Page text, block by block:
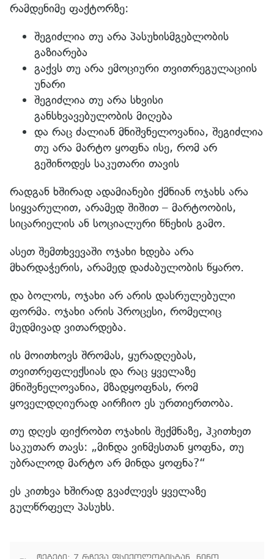
რამდენიმე ფაქტორზე:
შეგიძლია თუ არა პასუხისმგებლობის
გაზიარება
გაქვს თუ არა ემოციური თვითრეგულაციის
უნარი
შეგიძლია თუ არა სხვისი
განსხვავებულობის მიღება
და რაც ძალიან მნიშვნელოვანია, შეგიძლია
თუ არა მარტო ყოფნა ისე, რომ არ
გეშინოდეს საკუთარი თავის
რადგან ხშირად ადამიანები ქმნიან ოჯახს არა
სიყვარულით, არამედ შიშით – მარტოობის,
სიცარიელის ან სოციალური წნეხის გამო.
ასეთ შემთხვევაში ოჯახი ხდება არა
მხარდაჭერის, არამედ დაძაბულობის წყარო.
და ბოლოს, ოჯახი არ არის დასრულებული
ფორმა. ოჯახი არის პროცესი, რომელიც
მუდმივად ვითარდება.
ის მოითხოვს შრომას, ყურადღებას,
თვითრეფლექსიას და რაც ყველაზე
მნიშვნელოვანია, მზადყოფნას, რომ
ყოველდღიურად აირჩიო ეს ურთიერთობა.
თუ დღეს ფიქრობთ ოჯახის შექმნაზე, ჰკითხეთ
საკუთარ თავს: „მინდა ვინმესთან ყოფნა, თუ
უბრალოდ მარტო არ მინდა ყოფნა?“
ეს კითხვა ხშირად გვაძლევს ყველაზე
გულწრფელ პასუხს.